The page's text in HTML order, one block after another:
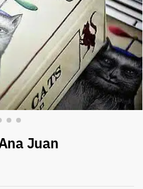
Juan